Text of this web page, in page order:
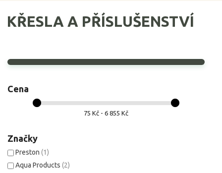
KŘESLA A PŘÍSLUŠENSTVÍ
Cena
75 Kč - 6 855 Kč
Značky
Preston (1)
Aqua Products (2)